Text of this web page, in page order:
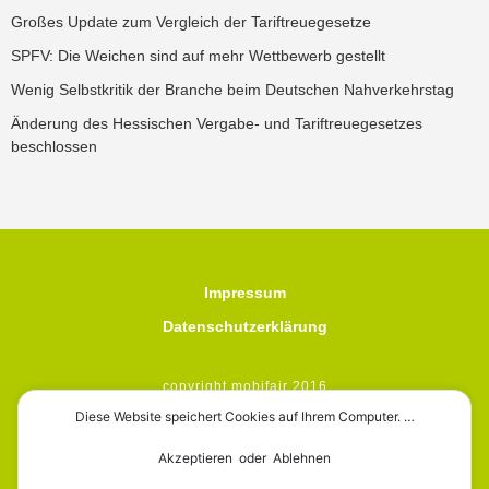
Großes Update zum Vergleich der Tariftreuegesetze
SPFV: Die Weichen sind auf mehr Wettbewerb gestellt
Wenig Selbstkritik der Branche beim Deutschen Nahverkehrstag
Änderung des Hessischen Vergabe- und Tariftreuegesetzes
beschlossen
Impressum
Datenschutzerklärung
copyright mobifair 2016
Diese Website speichert Cookies auf Ihrem Computer. …
Akzeptieren oder Ablehnen